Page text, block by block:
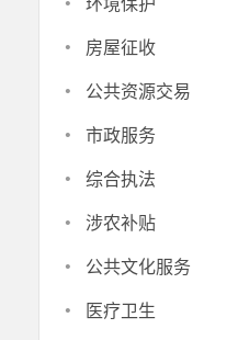
环境保护
· 房屋征收
· 公共资源交易
· 市政服务
· 综合执法
· 涉农补贴
· 公共文化服务
· 医疗卫生